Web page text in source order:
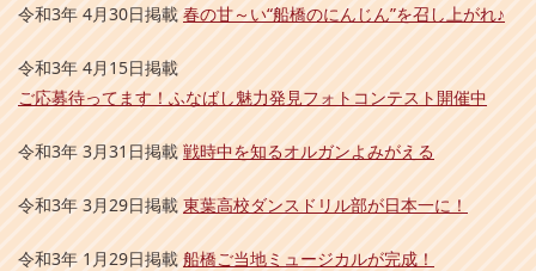
令和3年 4月30日掲載 春の甘～い“船橋のにんじん”を召し上がれ♪
令和3年 4月15日掲載
ご応募待ってます！ふなばし魅力発見フォトコンテスト開催中
令和3年 3月31日掲載 戦時中を知るオルガンよみがえる
令和3年 3月29日掲載 東葉高校ダンスドリル部が日本一に！
令和3年 1月29日掲載 船橋ご当地ミュージカルが完成！